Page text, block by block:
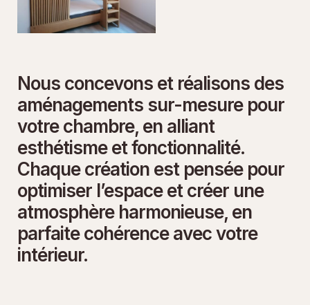
Nous concevons et réalisons des
aménagements sur-mesure pour
votre chambre, en alliant
esthétisme et fonctionnalité.
Chaque création est pensée pour
optimiser l’espace et créer une
atmosphère harmonieuse, en
parfaite cohérence avec votre
intérieur.